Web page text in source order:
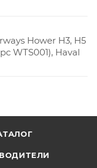
Hower H3, H5
WTS001), Haval